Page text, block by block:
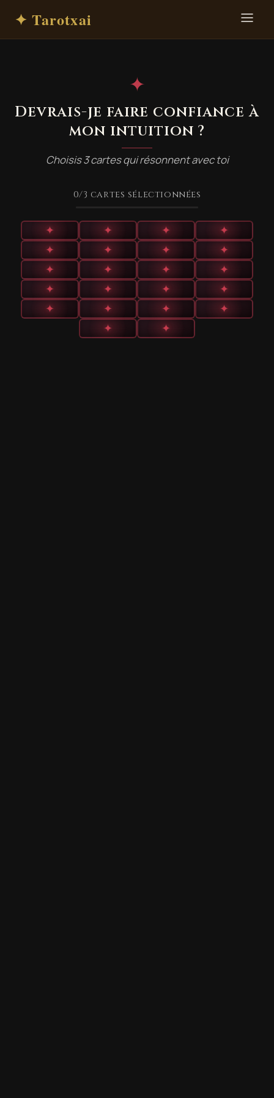
✦ Tarotxai
✦
Devrais-je faire confiance à
mon intuition ?
Choisis 3 cartes qui résonnent avec toi
0/3 cartes sélectionnées
✦ ✦ ✦
✦
✦
✦ ✦
✦
✦
✦ ✦
✦
✦
✦ ✦
✦
✦
✦ ✦
✦
✦
✦